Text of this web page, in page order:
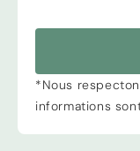
*Nous
informations